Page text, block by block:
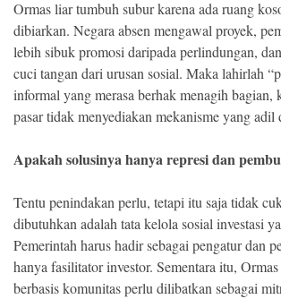
Ormas liar tumbuh subur karena ada ruang
dibiarkan. Negara absen mengawal proyek,
lebih sibuk promosi daripada perlindungan,
cuci tangan dari urusan sosial. Maka lahirlah
informal yang merasa berhak menagih bagian,
pasar tidak menyediakan mekanisme yang adil
Apakah solusinya hanya represi dan
Tentu penindakan perlu, tetapi itu saja tidak
dibutuhkan adalah tata kelola sosial investasi
Pemerintah harus hadir sebagai pengatur dan
hanya fasilitator investor. Sementara itu,
berbasis komunitas perlu dilibatkan sebagai